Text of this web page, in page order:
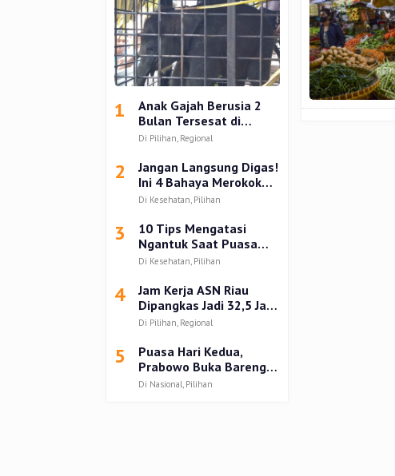
1
Anak Gajah Berusia 2
Bulan Tersesat di
Permukiman Warga
Di Pilihan, Regional
2
Jangan Langsung Digas!
Ini 4 Bahaya Merokok
setelah Buka Puasa
Di Kesehatan, Pilihan
3
10 Tips Mengatasi
Ngantuk Saat Puasa
Ramadhan 2025
Di Kesehatan, Pilihan
4
Jam Kerja ASN Riau
Dipangkas Jadi 32,5 Jam
Seminggu Selama
Di Pilihan, Regional
5
Puasa Hari Kedua,
Prabowo Buka Bareng
Anak dan Mantan Istri
Di Nasional, Pilihan